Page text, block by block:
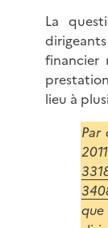
La
financier
lieu à
Par